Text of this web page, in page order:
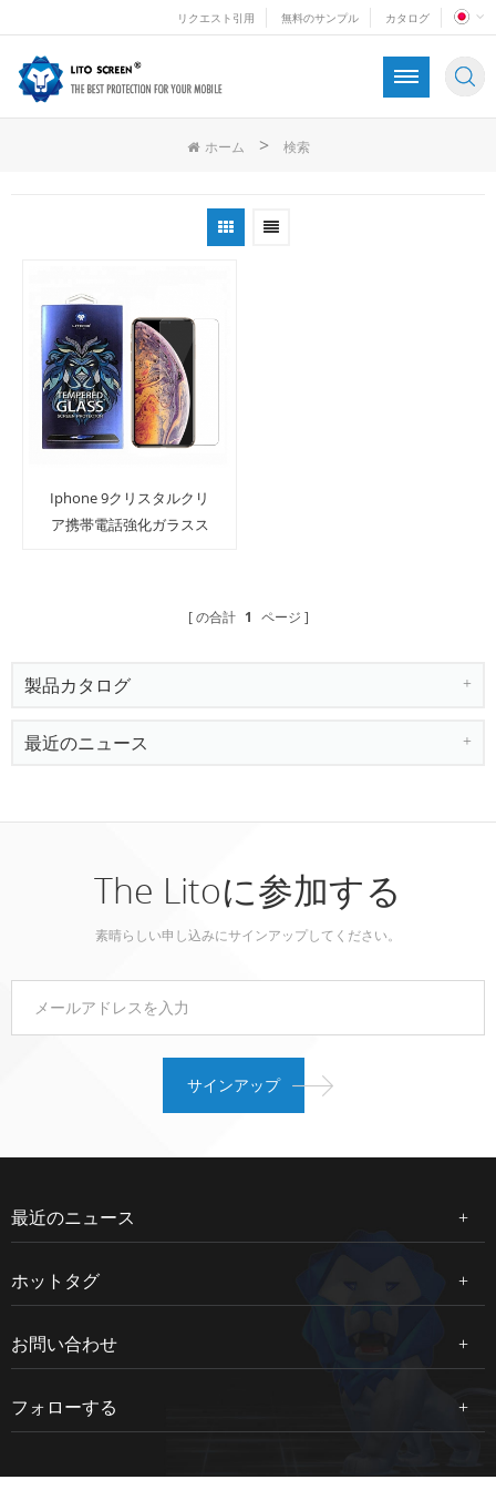
リクエスト引用 無料のサンプル カタログ
ホーム > 検索
Iphone 9クリスタルクリ
ア携帯電話強化ガラスス
の合計 1 ページ
製品カタログ
最近のニュース
The Litoに参加する
素晴らしい申し込みにサインアップしてください。
最近のニュース
ホットタグ
お問い合わせ
フォローする